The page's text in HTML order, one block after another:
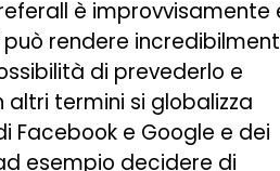
è improvvisamente
rendere
di prevederlo e
termini si globalizza
Facebook e Google e dei
esempio decidere di